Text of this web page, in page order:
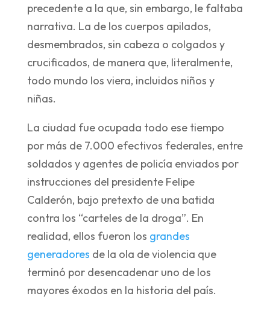
precedente a la que, sin embargo, le faltaba
narrativa. La de los cuerpos apilados,
desmembrados, sin cabeza o colgados y
crucificados, de manera que, literalmente,
todo mundo los viera, incluidos niños y
niñas.
La ciudad fue ocupada todo ese tiempo
por más de 7.000 efectivos federales, entre
soldados y agentes de policía enviados por
instrucciones del presidente Felipe
Calderón, bajo pretexto de una batida
contra los “carteles de la droga”. En
realidad, ellos fueron los grandes
generadores de la ola de violencia que
terminó por desencadenar uno de los
mayores éxodos en la historia del país.